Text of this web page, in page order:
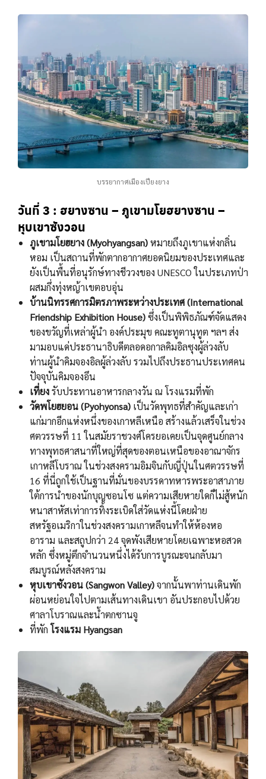
บรรยากาศเมืองเปียงยาง
วันที่ 3 : ฮยางซาน – ภูเขามโยฮยางซาน –
หุบเขาซังวอน
ภูเขามโยฮยาง (Myohyangsan)หมายถึงภูเขาแห่งกลิ่น
หอม เป็นสถานที่พักตากอากาศยอดนิยมของประเทศและ
ยังเป็นพื้นที่อนุรักษ์ทางชีววงของ UNESCO ในประเภทป่า
ผสมกึ่งทุ่งหญ้าเขตอบอุ่น
บ้านนิทรรศการมิตรภาพระหว่างประเทศ (International
Friendship Exhibition House)ซึ่งเป็นพิพิธภัณฑ์จัดแสดง
ของขวัญที่เหล่าผู้นำ องค์ประมุข คณะทูตานุทูต ฯลฯ ส่ง
มามอบแด่ประธานาธิบดีตลอดอกาลคิมอิลซุงผู้ล่วงลับ
ท่านผู้นำคิมจองอิลผู้ล่วงลับ รวมไปถึงประธานประเทศคน
ปัจจุบันคิมจองอึน
เที่ยงรับประทานอาหารกลางวัน ณ โรงแรมที่พัก
วัดพโยฮยอน (Pyohyonsa) เป็นวัดพุทธที่สำคัญและเก่า
แก่มากอีกแห่งหนึ่งของเกาหลีเหนือ สร้างแล้วเสร็จในช่วง
ศตวรรษที่ 11 ในสมัยราชวงศ์โครยอเคยเป็นจุดศูนย์กลาง
ทางพุทธศาสนาที่ใหญ่ที่สุดของตอนเหนือของอาณาจักร
เกาหลีโบราณ ในช่วงสงครามอิมจินกับญี่ปุ่นในศตวรรษที่
16 ที่นี่ถูกใช้เป็นฐานที่มั่นของบรรดาทหารพระอาสาภาย
ใต้การนำของนักบุญซอนโซ แต่ความเสียหายใดก็ไม่สู้หนัก
หนาสาหัสเท่าการทิ้งระเบิดใส่วัดแห่งนี้โดยฝ่าย
สหรัฐอเมริกาในช่วงสงครามเกาหลีจนทำให้ห้องหอ
อาราม และสถูปกว่า 24 จุดพังเสียหายโดยเฉพาะหอสวด
หลัก ซึ่งหมู่ตึกจำนวนหนึ่งได้รับการบูรณะจนกลับมา
สมบูรณ์หลังสงคราม
หุบเขาซังวอน (Sangwon Valley)จากนั้นพาท่านเดินพัก
ผ่อนหย่อนใจไปตามเส้นทางเดินเขา อันประกอบไปด้วย
ศาลาโบราณและน้ำตกซานจู
ที่พัก โรงแรม Hyangsan